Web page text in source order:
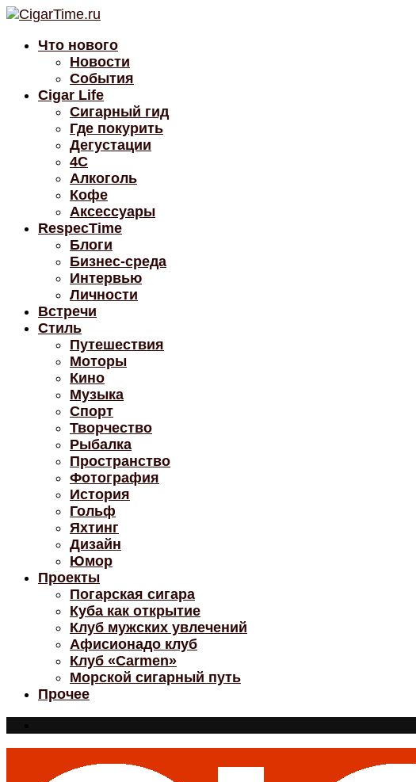
Что нового
Новости
События
Cigar Life
Сигарный гид
Где покурить
Дегустации
4C
Алкоголь
Кофе
Аксессуары
RespecTime
Блоги
Бизнес-среда
Интервью
Личности
Встречи
Стиль
Путешествия
Моторы
Кино
Музыка
Спорт
Творчество
Рыбалка
Пространство
Фотография
История
Гольф
Яхтинг
Дизайн
Юмор
Проекты
Погарская сигара
Куба как открытие
Клуб мужских увлечений
Афисионадо клуб
Клуб «Carmen»
Морской сигарный путь
Прочее